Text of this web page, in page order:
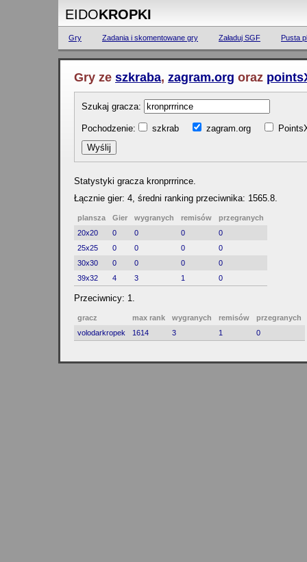
EIDOKROPKI
Gry Zadania i skomentowane gry Załaduj SGF Pusta
Gry ze szkraba, zagram.org oraz
Szukaj gracza:
Pochodzenie: szkrab zagram.org
Statystyki gracza kronprrrince.
Łącznie gier: 4, średni ranking przeciwnika: 1565.8.
plansza Gier wygranych remisów
przegranych
20x20
0 0 0
0
25x25
0 0 0
0
30x30
0 0 0
0
39x32
4 3 1 0
Przeciwnicy: 1.
gracz max rank wygranych remisów
przegranych
volodarkropek
1614 3 1 0